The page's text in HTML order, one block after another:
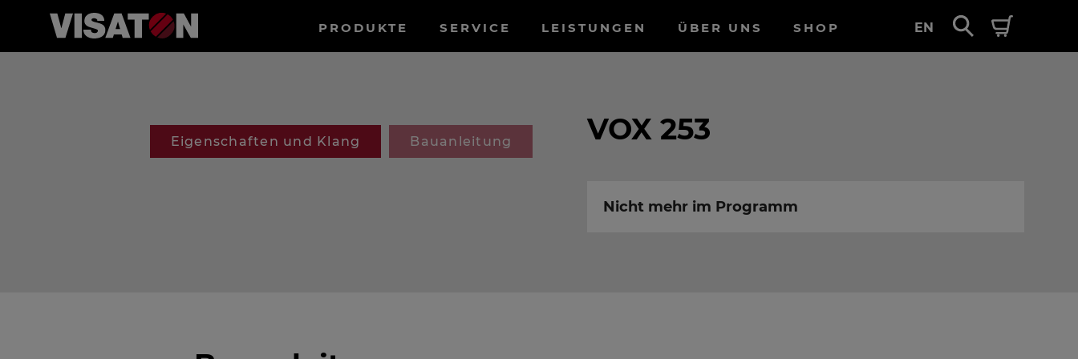
Hauptnavigation
PRODUKTE SERVICE LEISTUNGEN ÜBER UNS SHOP EN
Eigenschaften und Klang Bauanleitung VOX 253
Nicht mehr im Programm